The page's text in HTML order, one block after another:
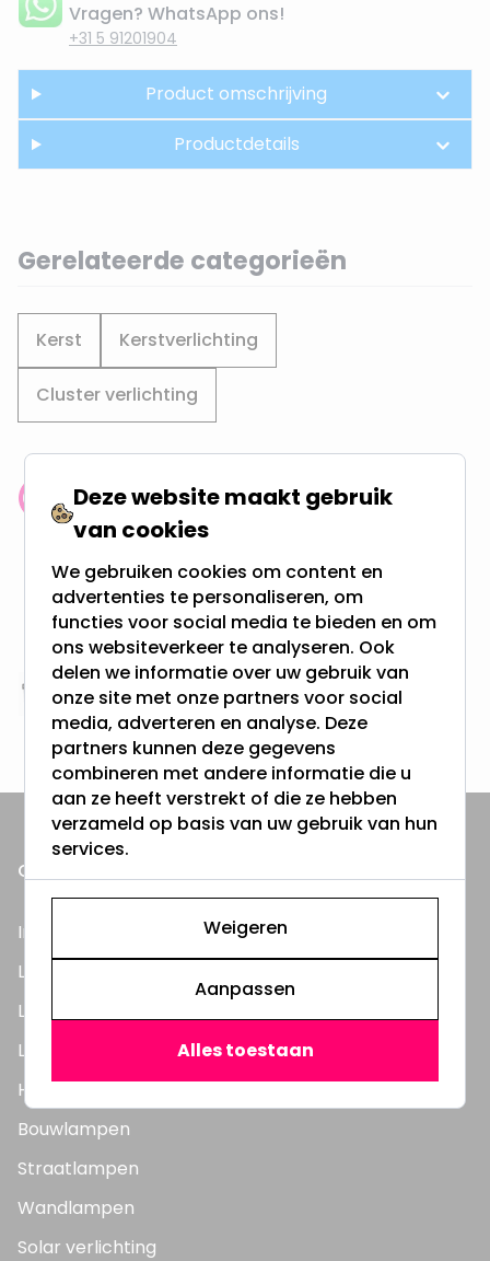
Vragen? WhatsApp ons!
+31 5 91201904
Product omschrijving
Productdetails
Gerelateerde categorieën
Kerst Kerstverlichting
Cluster verlichting
Klantenbeoordeling: 9.4/10
meer dan 100.000 klanten gingen u voor
Gratis verzending + snel geleverd
Vanaf EUR100,- naar NL & BE
& 100 dagen recht op retour
Altijd uit eigen voorraad
3000m2 - 60.000+ Producten
ONZE PRODUCTEN
Inbouwspots
LED Lampen
LED TL Buizen
LED Panelen
Highbay's / Ufo's
Bouwlampen
Straatlampen
Wandlampen
Solar verlichting
Deze website maakt gebruik
van cookies
We gebruiken cookies om content en
advertenties te personaliseren, om
functies voor social media te bieden en om
ons websiteverkeer te analyseren. Ook
delen we informatie over uw gebruik van
onze site met onze partners voor social
media, adverteren en analyse. Deze
partners kunnen deze gegevens
combineren met andere informatie die u
aan ze heeft verstrekt of die ze hebben
verzameld op basis van uw gebruik van hun
services.
Weigeren
Aanpassen
Alles toestaan